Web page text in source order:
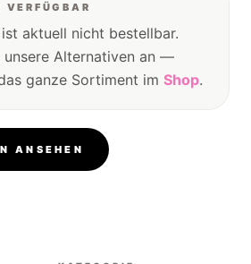
aktuell nicht bestellbar.
unsere Alternativen an —
ganze Sortiment im Shop.
ANSEHEN